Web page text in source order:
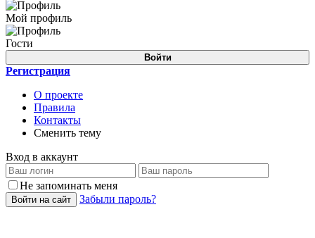
Мой профиль
Гости
Войти
Регистрация
О проекте
Правила
Контакты
Сменить тему
Вход в аккаунт
Не запоминать меня
Войти на сайт Забыли пароль?